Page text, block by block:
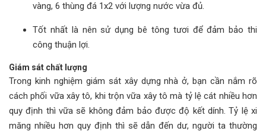
vàng, 6 thùng đá 1x2 với lượng nước vừa đủ.
Tốt nhất là nên sử dụng bê tông tươi để đảm bảo thi
công thuận lợi.
Giám sát chất lượng
Trong kinh nghiệm giám sát xây dựng nhà ở, bạn cần nắm rõ
cách phối vữa xây tô, khi trộn vữa xây tô mà tỷ lệ cát nhiều hơn
quy định thì vữa sẽ không đảm bảo được độ kết dính. Tỷ lệ xi
măng nhiều hơn quy định thì sẽ dẫn đến dư, người ta thường